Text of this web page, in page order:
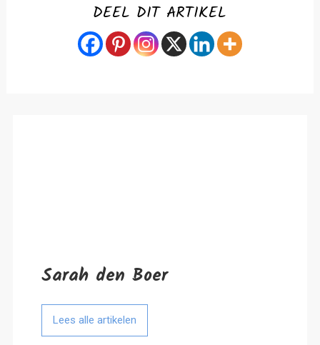
DEEL DIT ARTIKEL
Sarah den Boer
Lees alle artikelen